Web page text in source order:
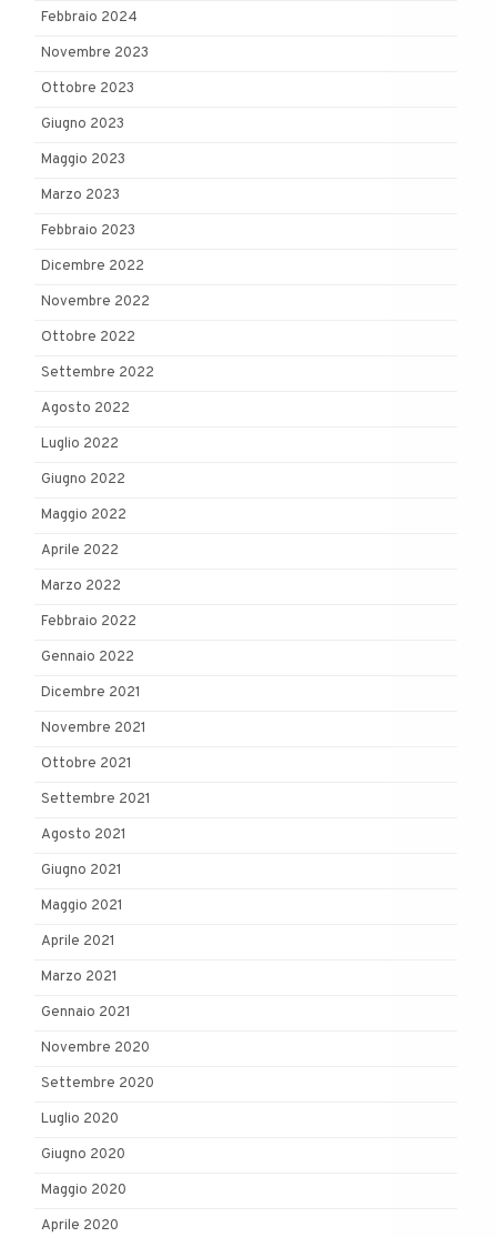
Febbraio 2024
Novembre 2023
Ottobre 2023
Giugno 2023
Maggio 2023
Marzo 2023
Febbraio 2023
Dicembre 2022
Novembre 2022
Ottobre 2022
Settembre 2022
Agosto 2022
Luglio 2022
Giugno 2022
Maggio 2022
Aprile 2022
Marzo 2022
Febbraio 2022
Gennaio 2022
Dicembre 2021
Novembre 2021
Ottobre 2021
Settembre 2021
Agosto 2021
Giugno 2021
Maggio 2021
Aprile 2021
Marzo 2021
Gennaio 2021
Novembre 2020
Settembre 2020
Luglio 2020
Giugno 2020
Maggio 2020
Aprile 2020